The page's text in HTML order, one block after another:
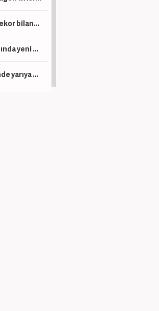
Savunma devinden rekor bilanço! 6 aylık net kâr 14,4 milyar lirayı aştı
Ege'nin lojistik kapısında yeni dönem: İzmir Limanı modernizasyonla devleşecek
Şeftali fiyatları 1 günde yarıya düştü